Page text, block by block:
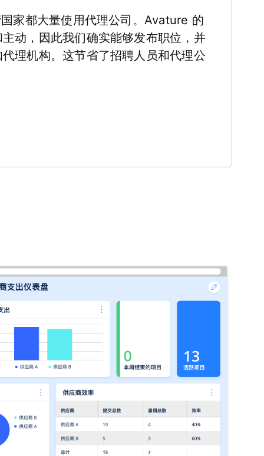
家都大量使用代理公司。Avature 的
动，因此我们确实能够发布职位，并
理机构。这节省了招聘人员和代理公